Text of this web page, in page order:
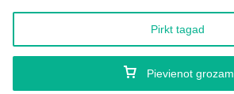
Pievienot grozam
Pirkt tagad